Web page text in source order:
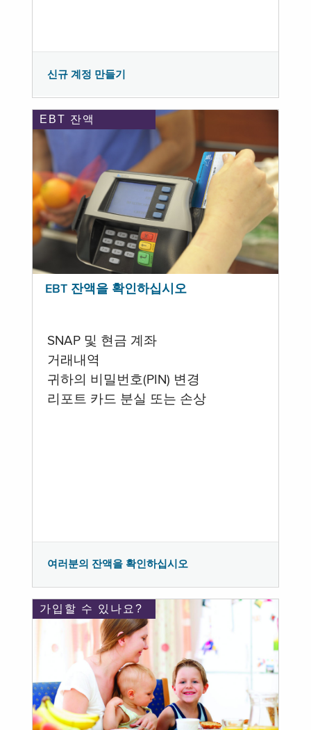
신규 계정 만들기
EBT 잔액
EBT 잔액을 확인하십시오
SNAP 및 현금 계좌
거래내역
귀하의 비밀번호(PIN) 변경
리포트 카드 분실 또는 손상
여러분의 잔액을 확인하십시오
가입할 수 있나요?